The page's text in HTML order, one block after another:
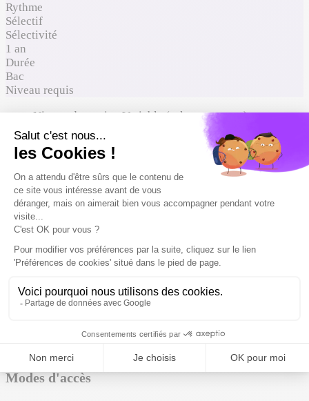
Rythme
Sélectif
Sélectivité
1 an
Durée
Bac
Niveau requis
Niveau de sortie : Variable (selon concours)
Où ça mène
Comment entrer
Formations proches à comparer
Où ça mène
Cette formation peut mener à ces métiers. Liste non
exhaustive.
💼
Sapeur-pompier volontaire
💼 Pompier
Modes d'accès